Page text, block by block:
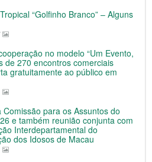
“Golfinho Branco” – Alguns
no modelo “Um Evento,
de 270 encontros comerciais
gratuitamente ao público em
Comissão para os Assuntos do
e também reunião conjunta com
Interdepartamental do
dos Idosos de Macau